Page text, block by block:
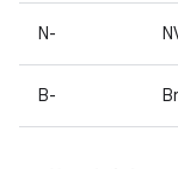
N-
B-